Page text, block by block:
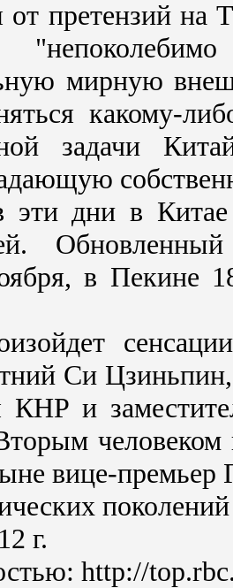
от претензий
мирную
какому-
задачи
дни в Китае
в Пекине
Си
КНР и
человеком
вице-премьер
г.
http://